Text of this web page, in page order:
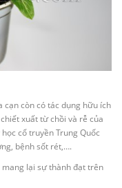
cạn còn có tác dụng hữu ích
xuất từ chồi và rễ của
cổ truyền Trung Quốc
bệnh sốt rét,….
lại sự thành đạt trên